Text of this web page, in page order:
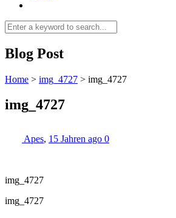
Blog Post
Home > img_4727 > img_4727
img_4727
Apes, 15 Jahren ago 0
img_4727
img_4727